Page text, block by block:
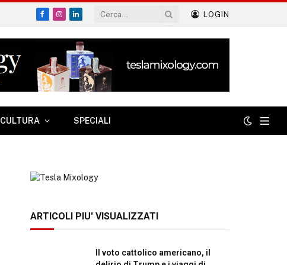
Facebook
Instagram
LinkedIn
LOGIN
CULTURA SPECIALI
ARTICOLI PIU' VISUALIZZATI
Il voto cattolico americano, il